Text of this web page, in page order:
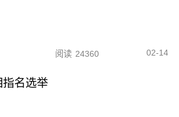
阅读 24360 02-14
指名选举